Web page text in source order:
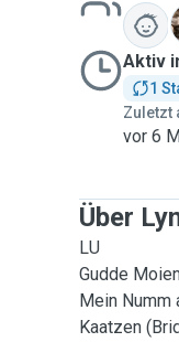
Aktiv
1
Zuletzt
vor 6
Über
LU
Gudde
Mein Numm
Kaatzen